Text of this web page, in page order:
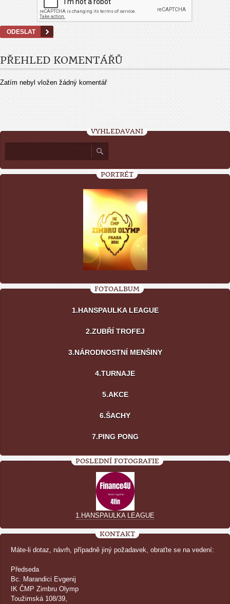
PŘEHLED KOMENTÁŘŮ
Zatím nebyl vložen žádný komentář
VYHLEDÁVÁNÍ
PORTRÉT
FOTOALBUM
1.HANSPAULKA LEAGUE
2.ZUBŘÍ TROFEJ
3.NÁRODNOSTNÍ MENŠINY
4.TURNAJE
5.AKCE
6.ŠACHY
7.PING PONG
POSLEDNÍ FOTOGRAFIE
1.HANSPAULKA LEAGUE
KONTAKT
Máte-li dotaz, návrh, případně jiný požadavek, obraťte se na vedení:
Předseda
Bc. Marandici Evgenij
IK ČMP Zimbru Olymp
Toužimská 108/39,